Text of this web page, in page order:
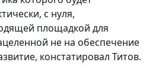
с нуля,
площадкой для
не на обеспечение
констатировал Титов.